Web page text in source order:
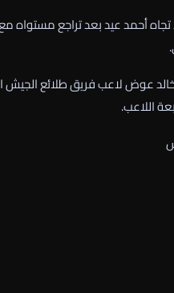
أحمد عيد بعد تراجع مستواه
خالد عوض لاعب فريق طلائع
اللاعب.